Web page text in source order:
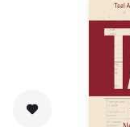
Zet op verlanglijst